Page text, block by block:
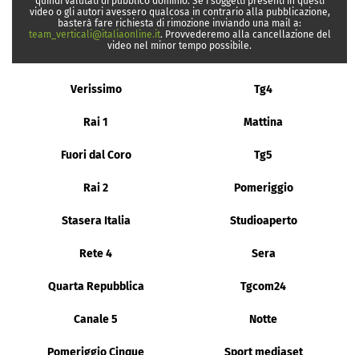
video o gli autori avessero qualcosa in contrario alla pubblicazione,
basterà fare richiesta di rimozione inviando una mail a:
team_verticali@italiaonline.it. Provvederemo alla cancellazione del
video nel minor tempo possibile.
Verissimo Tg4
Rai 1 Mattina
Fuori dal Coro Tg5
Rai 2 Pomeriggio
Stasera Italia Studioaperto
Rete 4 Sera
Quarta Repubblica Tgcom24
Canale 5 Notte
Pomeriggio Cinque Sport mediaset